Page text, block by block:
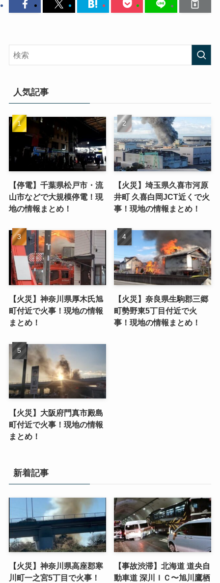
人気記事
【停電】千葉県松戸市・流
山市などで大規模停電！現
地の情報まとめ！
【火災】埼玉県久喜市河原
井町 久喜白岡JCT近くで火
事！現地の情報まとめ！
【火災】神奈川県厚木氏旭
町付近で火事！現地の情報
まとめ！
【火災】奈良県生駒郡三郷
町勢野東5丁目付近で火
事！現地の情報まとめ！
【火災】大阪府門真市殿島
町付近で火事！現地の情報
まとめ！
新着記事
【火災】神奈川県高座郡寒
川町一之宮5丁目で火事！
【事故渋滞】北海道 道央自
動車道 深川ＩＣ〜旭川鷹栖